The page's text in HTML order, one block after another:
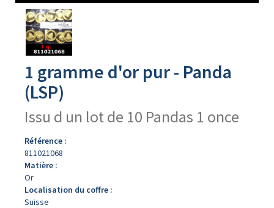
Avers
produit
1 gramme d'or pur - Panda
(LSP)
Issu d un lot de 10 Pandas 1 once
Référence :
811021068
Matière :
Or
Localisation du coffre :
Suisse